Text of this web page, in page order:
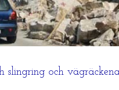
slingring och